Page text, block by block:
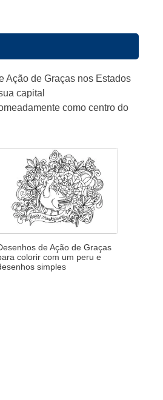
Ação de Graças nos Estados
capital
como centro do
de Ação de Graças
colorir com um peru e
simples